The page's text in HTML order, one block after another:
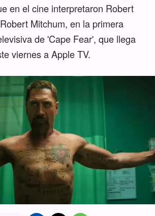
en el cine interpretaron Robert
Mitchum, en la primera
de 'Cape Fear', que llega
viernes a Apple TV.